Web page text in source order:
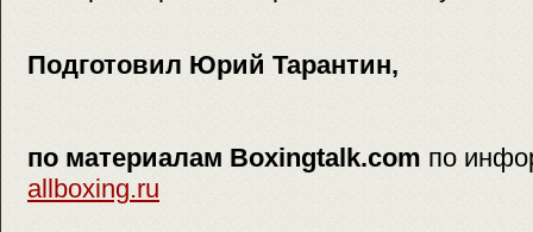
Подготовил Юрий Тарантин,
по материалам Boxingtalk.com по
allboxing.ru